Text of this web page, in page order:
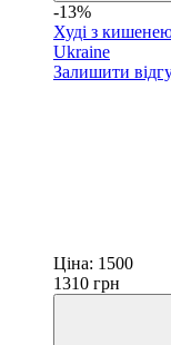
-13%
Худі з
Ukraine
Залишити
Ціна: 1500
1310 грн